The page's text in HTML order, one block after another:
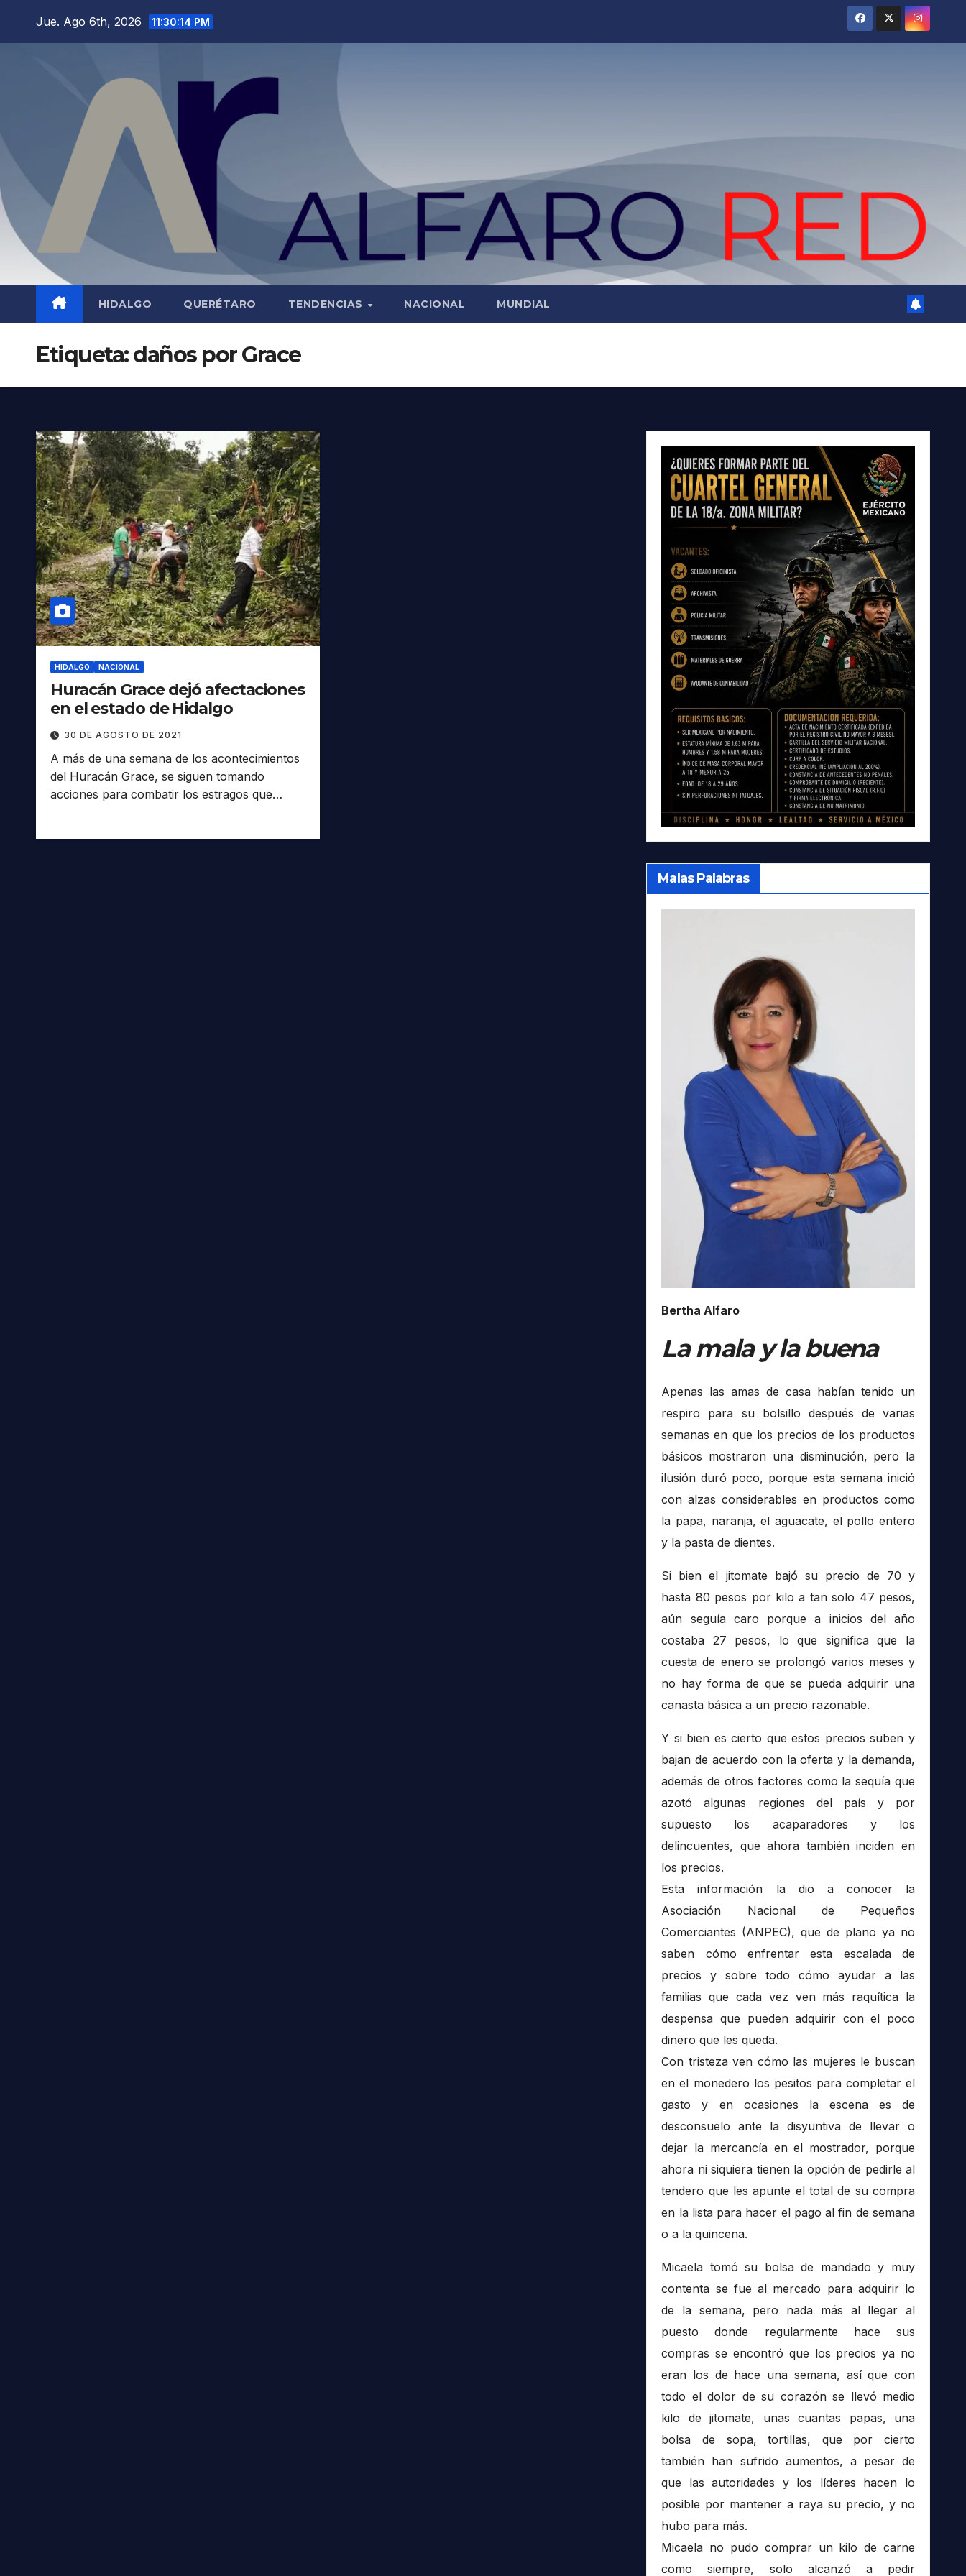
Jue. Ago 6th, 2026 11:30:15 PM
HIDALGO QUERÉTARO TENDENCIAS NACIONAL MUNDIAL
Etiqueta:daños por Grace
HIDALGO NACIONAL
Huracán Grace dejó afectaciones
en el estado de Hidalgo
30 DE AGOSTO DE 2021
A más de una semana de los acontecimientos
del Huracán Grace, se siguen tomando
acciones para combatir los estragos que…
Malas Palabras
Bertha Alfaro
La mala y la buena
Apenas las amas de casa habían tenido un
respiro para su bolsillo después de varias
semanas en que los precios de los productos
básicos mostraron una disminución, pero la
ilusión duró poco, porque esta semana inició
con alzas considerables en productos como
la papa, naranja, el aguacate, el pollo entero
y la pasta de dientes.
Si bien el jitomate bajó su precio de 70 y
hasta 80 pesos por kilo a tan solo 47 pesos,
aún seguía caro porque a inicios del año
costaba 27 pesos, lo que significa que la
cuesta de enero se prolongó varios meses y
no hay forma de que se pueda adquirir una
canasta básica a un precio razonable.
Y si bien es cierto que estos precios suben y
bajan de acuerdo con la oferta y la demanda,
además de otros factores como la sequía que
azotó algunas regiones del país y por
supuesto los acaparadores y los
delincuentes, que ahora también inciden en
los precios.
Esta información la dio a conocer la
Asociación Nacional de Pequeños
Comerciantes (ANPEC), que de plano ya no
saben cómo enfrentar esta escalada de
precios y sobre todo cómo ayudar a las
familias que cada vez ven más raquítica la
despensa que pueden adquirir con el poco
dinero que les queda.
Con tristeza ven cómo las mujeres le buscan
en el monedero los pesitos para completar el
gasto y en ocasiones la escena es de
desconsuelo ante la disyuntiva de llevar o
dejar la mercancía en el mostrador, porque
ahora ni siquiera tienen la opción de pedirle al
tendero que les apunte el total de su compra
en la lista para hacer el pago al fin de semana
o a la quincena.
Micaela tomó su bolsa de mandado y muy
contenta se fue al mercado para adquirir lo
de la semana, pero nada más al llegar al
puesto donde regularmente hace sus
compras se encontró que los precios ya no
eran los de hace una semana, así que con
todo el dolor de su corazón se llevó medio
kilo de jitomate, unas cuantas papas, una
bolsa de sopa, tortillas, que por cierto
también han sufrido aumentos, a pesar de
que las autoridades y los líderes hacen lo
posible por mantener a raya su precio, y no
hubo para más.
Micaela no pudo comprar un kilo de carne
como siempre, solo alcanzó a pedir